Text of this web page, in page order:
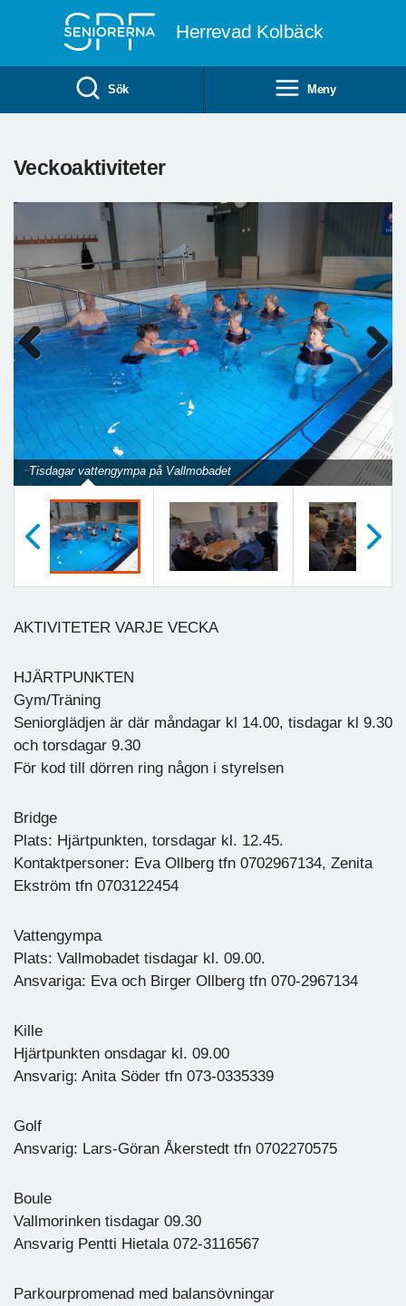
Herrevad Kolbäck
Sök Meny
Veckoaktiviteter
Tisdagar vattengympa på Vallmobadet
Previous Next
AKTIVITETER VARJE VECKA
HJÄRTPUNKTEN
Gym/Träning
Seniorglädjen är där måndagar kl 14.00, tisdagar kl 9.30
och torsdagar 9.30
För kod till dörren ring någon i styrelsen
Bridge
Plats: Hjärtpunkten, torsdagar kl. 12.45.
Kontaktpersoner: Eva Ollberg tfn 0702967134, Zenita
Ekström tfn 0703122454
Vattengympa
Plats: Vallmobadet tisdagar kl. 09.00.
Ansvariga: Eva och Birger Ollberg tfn 070-2967134
Kille
Hjärtpunkten onsdagar kl. 09.00
Ansvarig: Anita Söder tfn 073-0335339
Golf
Ansvarig: Lars-Göran Åkerstedt tfn 0702270575
Boule
Vallmorinken tisdagar 09.30
Ansvarig Pentti Hietala 072-3116567
Parkourpromenad med balansövningar